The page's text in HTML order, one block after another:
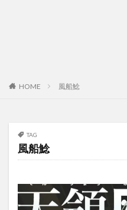
HOME 風船鯰
TAG
風船鯰